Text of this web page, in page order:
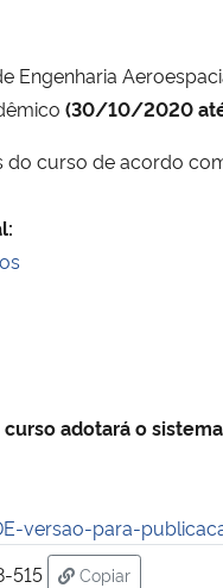
Engenharia
(30/10/2020
curso de acordo
adotará o
versao-para-
515
Copiar